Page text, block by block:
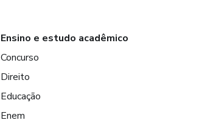
Ensino e estudo acadêmico
Concurso
Direito
Educação
Enem